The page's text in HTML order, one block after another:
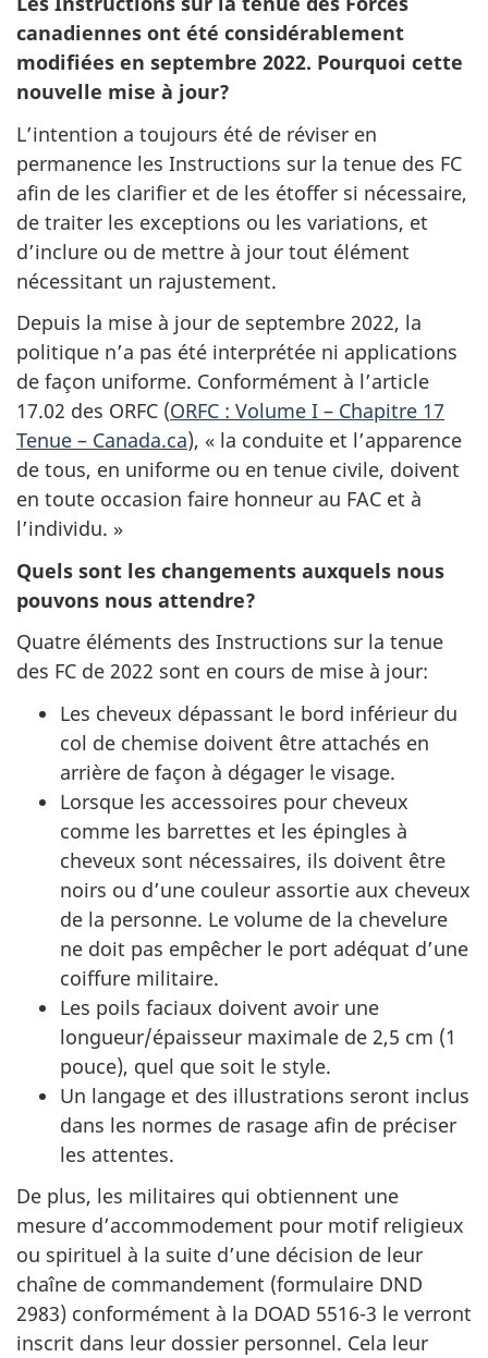
canadiennes ont été considérablement
modifiées en septembre 2022. Pourquoi cette
nouvelle mise à jour?
L’intention a toujours été de réviser en
permanence les Instructions sur la tenue des FC
afin de les clarifier et de les étoffer si nécessaire,
de traiter les exceptions ou les variations, et
d’inclure ou de mettre à jour tout élément
nécessitant un rajustement.
Depuis la mise à jour de septembre 2022, la
politique n’a pas été interprétée ni applications
de façon uniforme. Conformément à l’article
17.02 des ORFC (ORFC : Volume I – Chapitre 17
Tenue – Canada.ca), « la conduite et l’apparence
de tous, en uniforme ou en tenue civile, doivent
en toute occasion faire honneur au FAC et à
l’individu. »
Quels sont les changements auxquels nous
pouvons nous attendre?
Quatre éléments des Instructions sur la tenue
des FC de 2022 sont en cours de mise à jour:
Les cheveux dépassant le bord inférieur du
col de chemise doivent être attachés en
arrière de façon à dégager le visage.
Lorsque les accessoires pour cheveux
comme les barrettes et les épingles à
cheveux sont nécessaires, ils doivent être
noirs ou d’une couleur assortie aux cheveux
de la personne. Le volume de la chevelure
ne doit pas empêcher le port adéquat d’une
coiffure militaire.
Les poils faciaux doivent avoir une
longueur/épaisseur maximale de 2,5 cm (1
pouce), quel que soit le style.
Un langage et des illustrations seront inclus
dans les normes de rasage afin de préciser
les attentes.
De plus, les militaires qui obtiennent une
mesure d’accommodement pour motif religieux
ou spirituel à la suite d’une décision de leur
chaîne de commandement (formulaire DND
2983) conformément à la DOAD 5516-3 le verront
inscrit dans leur dossier personnel. Cela leur